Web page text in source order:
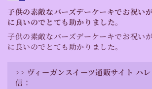
子供の素敵なバーズデーケーキでお祝い
に良いのでとても助かりました。
子供の素敵なバーズデーケーキでお祝い
に良いのでとても助かりました。
>> ヴィーガンスイーツ通販サイト ハレ
信：